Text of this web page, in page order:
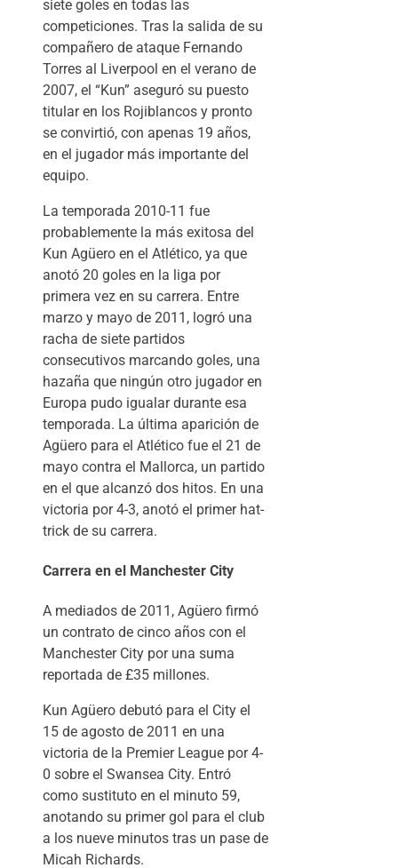
siete goles en todas las
competiciones. Tras la salida de su
compañero de ataque Fernando
Torres al Liverpool en el verano de
2007, el “Kun” aseguró su puesto
titular en los Rojiblancos y pronto
se convirtió, con apenas 19 años,
en el jugador más importante del
equipo.
La temporada 2010-11 fue
probablemente la más exitosa del
Kun Agüero en el Atlético, ya que
anotó 20 goles en la liga por
primera vez en su carrera. Entre
marzo y mayo de 2011, logró una
racha de siete partidos
consecutivos marcando goles, una
hazaña que ningún otro jugador en
Europa pudo igualar durante esa
temporada. La última aparición de
Agüero para el Atlético fue el 21 de
mayo contra el Mallorca, un partido
en el que alcanzó dos hitos. En una
victoria por 4-3, anotó el primer hat-
trick de su carrera.
Carrera en el Manchester City
A mediados de 2011, Agüero firmó
un contrato de cinco años con el
Manchester City por una suma
reportada de £35 millones.
Kun Agüero debutó para el City el
15 de agosto de 2011 en una
victoria de la Premier League por 4-
0 sobre el Swansea City. Entró
como sustituto en el minuto 59,
anotando su primer gol para el club
a los nueve minutos tras un pase de
Micah Richards.